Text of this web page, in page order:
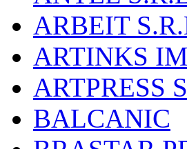
ARBEIT
ARTINKS
ARTPRESS
BALCANIC